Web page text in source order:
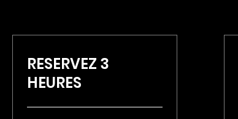
RESERVEZ 3
HEURES